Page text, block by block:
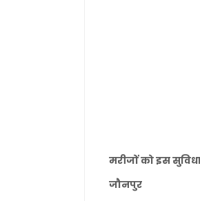
मरीजों को इस
जौनपुर